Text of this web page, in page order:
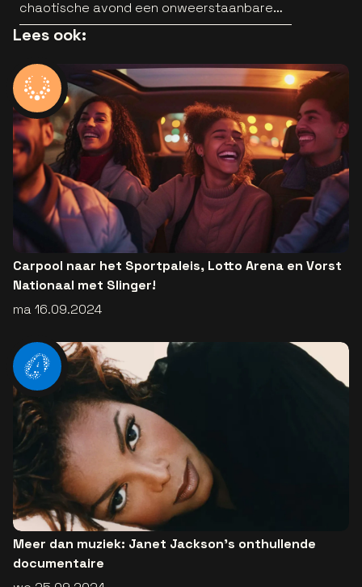
chaotische avond een onweerstaanbare
popsong
Lees ook:
Carpool naar het Sportpaleis, Lotto Arena en Vorst
Nationaal met Slinger!
ma 16.09.2024
Meer dan muziek: Janet Jackson’s onthullende
documentaire